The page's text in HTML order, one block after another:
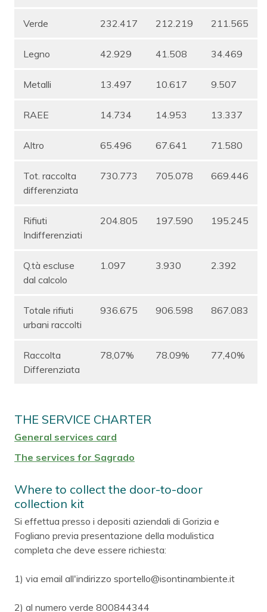
Verde 232.417 212.219 211.565
Legno 42.929 41.508 34.469
Metalli 13.497 10.617 9.507
RAEE 14.734 14.953 13.337
Altro 65.496 67.641 71.580
Tot. raccolta
differenziata
730.773 705.078 669.446
Rifiuti
Indifferenziati
204.805 197.590 195.245
Q.tà escluse
dal calcolo
1.097 3.930 2.392
Totale rifiuti
urbani raccolti
936.675 906.598 867.083
Raccolta
Differenziata
78,07% 78.09% 77,40%
THE SERVICE CHARTER
General services card
The services for Sagrado
Where to collect the door-to-door
collection kit
Si effettua presso i depositi aziendali di Gorizia e
Fogliano previa presentazione della modulistica
completa che deve essere richiesta:
1) via email all'indirizzo sportello@isontinambiente.it
2) al numero verde 800844344